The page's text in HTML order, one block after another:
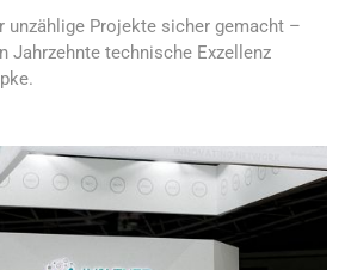
unzählige Projekte sicher gemacht –
Jahrzehnte technische Exzellenz